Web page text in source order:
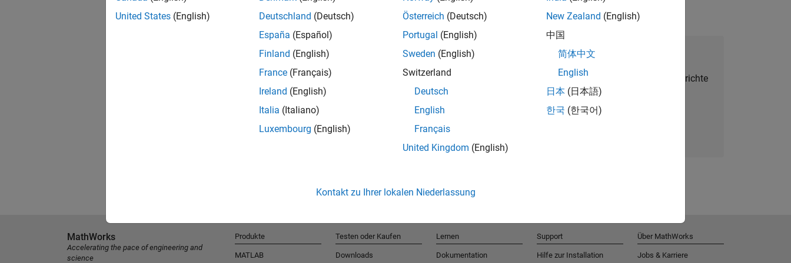
Talent Network beitreten
Erhalten Sie personalisierte Stellenangebote, Berichte
und Unternehmensneuigkeiten.
United States (English)
Deutschland (Deutsch)
España (Español)
Finland (English)
France (Français)
Ireland (English)
Italia (Italiano)
Luxembourg (English)
Österreich (Deutsch)
Portugal (English)
Sweden (English)
Switzerland
Deutsch
English
Français
United Kingdom (English)
New Zealand (English)
中国
简体中文
English
日本 (日本語)
한국 (한국어)
Kontakt zu Ihrer lokalen Niederlassung
MathWorks
Accelerating the pace of engineering and
science
Produkte
MATLAB
Testen oder Kaufen
Downloads
Lernen
Dokumentation
Support
Hilfe zur Installation
Über MathWorks
Jobs & Karriere